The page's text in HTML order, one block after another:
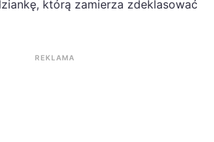
którą zamierza zdeklasować
REKLAMA